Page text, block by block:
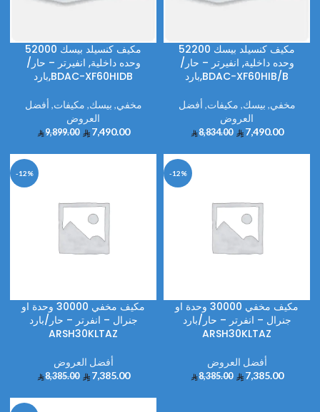
مكيف كنسيلد بيسك 52000
وحده داخلية, انفيرتر – حار/
بارد,BDAC-XF60HIDB
مخفي, بيسك, مكيفات, أفضل
العروض
9,899.00 7,490.00
مكيف كنسيلد بيسك 52200
وحده داخلية, انفيرتر – حار/
بارد,BDAC-XF60HIB/B
مخفي, بيسك, مكيفات, أفضل
العروض
8,834.00 7,490.00
-12%
مكيف مخفي 30000 وحدة او
جنرال – انفرتر – حار/بارد
ARSH30KLTAZ
أفضل العروض
8,385.00 7,385.00
-12%
مكيف مخفي 30000 وحدة او
جنرال – انفرتر – حار/بارد
ARSH30KLTAZ
أفضل العروض
8,385.00 7,385.00